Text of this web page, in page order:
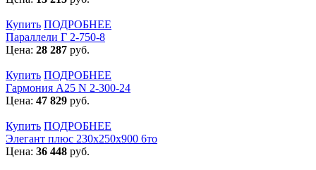
Купить ПОДРОБНЕЕ
Параллели Г 2-750-8
Цена: 28 287 руб.
Купить ПОДРОБНЕЕ
Гармония А25 N 2-300-24
Цена: 47 829 руб.
Купить ПОДРОБНЕЕ
Элегант плюс 230x250x900 6то
Цена: 36 448 руб.